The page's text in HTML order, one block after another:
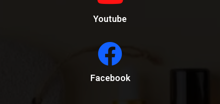
Youtube
Facebook